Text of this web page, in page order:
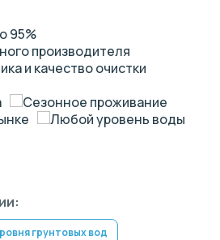
95%
производителя
и качество очистки
Сезонное проживание
Любой уровень воды
грунтовых вод